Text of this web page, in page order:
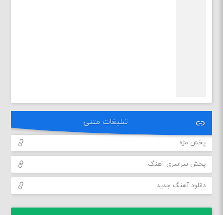
تبلیغات متنی
پخش مژه
پخش سراسری آهنگ
دانلود آهنگ جدید